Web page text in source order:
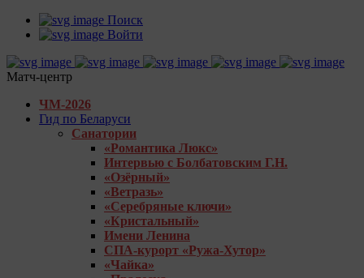
Поиск
Войти
Матч-центр
ЧМ-2026
Гид по Беларуси
Санатории
«Романтика Люкс»
Интервью с Болбатовским Г.Н.
«Озёрный»
«Ветразь»
«Серебряные ключи»
«Кристальный»
Имени Ленина
СПА-курорт «Ружа-Хутор»
«Чайка»